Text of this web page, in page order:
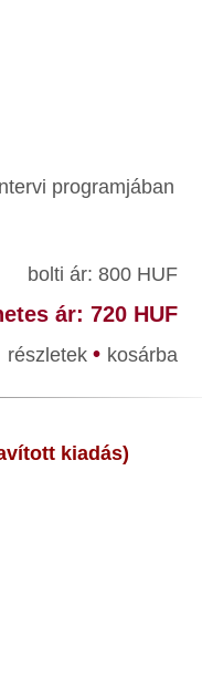
programjában
bolti ár: 800 HUF
ár: 720 HUF
részletek • kosárba
kiadás)